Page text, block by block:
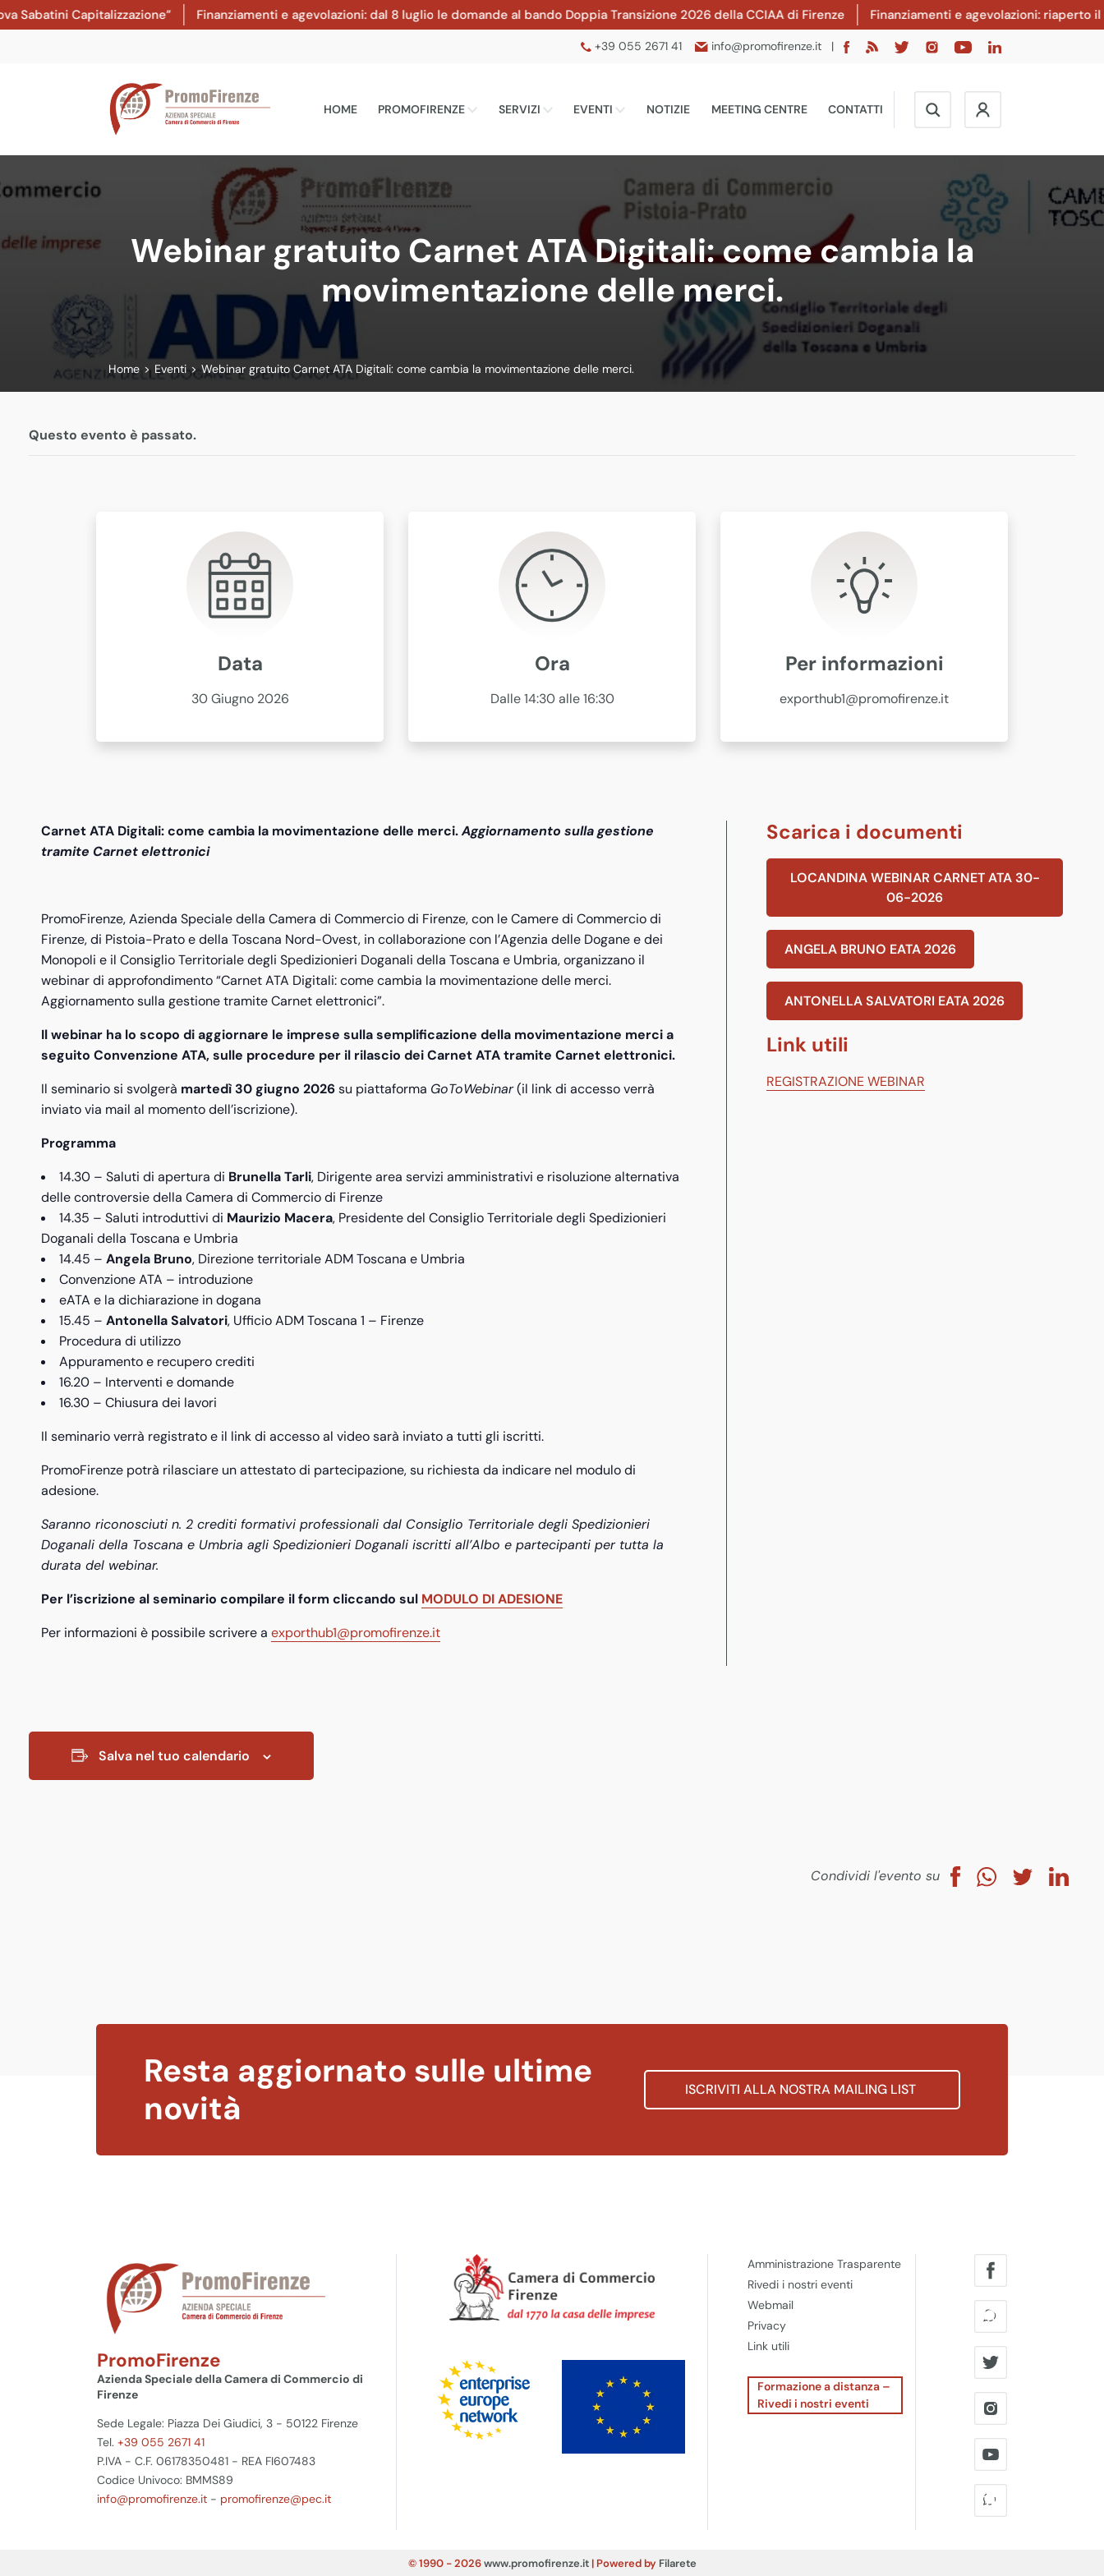
Capitalizzazione” Finanziamenti e agevolazioni: dal 8 luglio le domande al bando Doppia Transizione 2026 della CCIAA di Firenze Finanziamenti e agevolazioni: riaperto il bando
+39 055 2671 41 info@promofirenze.it |
HOME PROMOFIRENZE SERVIZI EVENTI NOTIZIE MEETING CENTRE CONTATTI
Webinar gratuito Carnet ATA Digitali: come cambia la
movimentazione delle merci.
Home > Eventi > Webinar gratuito Carnet ATA Digitali: come cambia la movimentazione delle merci.
Questo evento è passato.
Data
30 Giugno 2026
Ora
Dalle 14:30 alle 16:30
Per informazioni
exporthub1@promofirenze.it
Carnet ATA Digitali: come cambia la movimentazione delle merci.Aggiornamento sulla gestione
tramite Carnet elettronici
PromoFirenze, Azienda Speciale della Camera di Commercio di Firenze, con le Camere di Commercio di
Firenze, di Pistoia-Prato e della Toscana Nord-Ovest, in collaborazione con l’Agenzia delle Dogane e dei
Monopoli e il Consiglio Territoriale degli Spedizionieri Doganali della Toscana e Umbria, organizzano il
webinar di approfondimento “Carnet ATA Digitali: come cambia la movimentazione delle merci.
Aggiornamento sulla gestione tramite Carnet elettronici”.
Il webinar ha lo scopo di aggiornare le imprese sulla semplificazione della movimentazione merci a
seguito Convenzione ATA, sulle procedure per il rilascio dei Carnet ATA tramite Carnet elettronici.
Il seminario si svolgerà martedì 30 giugno 2026su piattaforma GoToWebinar(il link di accesso verrà
inviato via mail al momento dell’iscrizione).
Programma
14.30 – Saluti di apertura di Brunella Tarli, Dirigente area servizi amministrativi e risoluzione alternativa
delle controversie della Camera di Commercio di Firenze
14.35 – Saluti introduttivi di Maurizio Macera, Presidente del Consiglio Territoriale degli Spedizionieri
Doganali della Toscana e Umbria
14.45 – Angela Bruno, Direzione territoriale ADM Toscana e Umbria
Convenzione ATA – introduzione
eATA e la dichiarazione in dogana
15.45 – Antonella Salvatori, Ufficio ADM Toscana 1 – Firenze
Procedura di utilizzo
Appuramento e recupero crediti
16.20 – Interventi e domande
16.30 – Chiusura dei lavori
Il seminario verrà registrato e il link di accesso al video sarà inviato a tutti gli iscritti.
PromoFirenze potrà rilasciare un attestato di partecipazione, su richiesta da indicare nel modulo di
adesione.
Saranno riconosciuti n. 2 crediti formativi professionali dal Consiglio Territoriale degli Spedizionieri
Doganali della Toscana e Umbria agli Spedizionieri Doganali iscritti all’Albo e partecipanti per tutta la
durata del webinar.
Per l’iscrizione al seminario compilare il form cliccando sul MODULO DI ADESIONE
Per informazioni è possibile scrivere a exporthub1@promofirenze.it
Scarica i documenti
LOCANDINA WEBINAR CARNET ATA 30-
06-2026
ANGELA BRUNO EATA 2026
ANTONELLA SALVATORI EATA 2026
Link utili
REGISTRAZIONE WEBINAR
Salva nel tuo calendario
Condividi l'evento su
Resta aggiornato sulle ultime
novità
ISCRIVITI ALLA NOSTRA MAILING LIST
PromoFirenze
Azienda Speciale della Camera di Commercio di
Firenze
Sede Legale: Piazza Dei Giudici, 3 - 50122 Firenze
Tel. +39 055 2671 41
P.IVA - C.F. 06178350481 - REA FI607483
Codice Univoco: BMMS89
info@promofirenze.it - promofirenze@pec.it
Amministrazione Trasparente
Rivedi i nostri eventi
Webmail
Privacy
Link utili
Formazione a distanza –
Rivedi i nostri eventi
© 1990 - 2026www.promofirenze.it| Powered by Filarete